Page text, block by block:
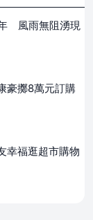
風雨無阻湧現
豪擲8萬元訂購
幸福逛超市購物